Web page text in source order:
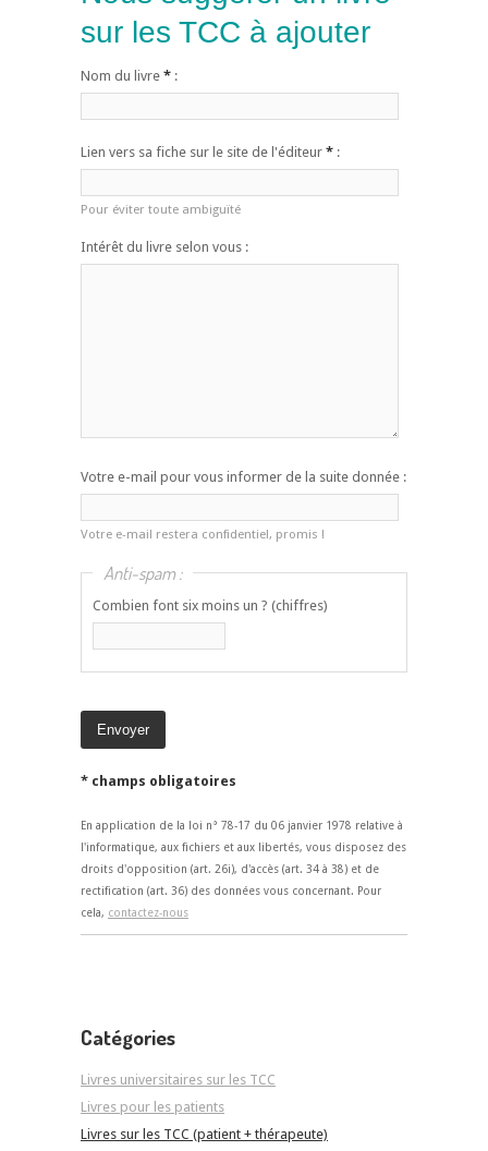
sur les TCC à ajouter
Nom du livre * :
Lien vers sa fiche sur le site de l'éditeur * :
Pour éviter toute ambiguïté
Intérêt du livre selon vous :
Votre e-mail pour vous informer de la suite donnée :
Votre e-mail restera confidentiel, promis !
Anti-spam :
Combien font six moins un ? (chiffres)
* champs obligatoires
En application de la loi n° 78-17 du 06 janvier 1978 relative à
l'informatique, aux fichiers et aux libertés, vous disposez des
droits d'opposition (art. 26i), d'accès (art. 34 à 38) et de
rectification (art. 36) des données vous concernant. Pour
cela, contactez-nous
Catégories
Livres universitaires sur les TCC
Livres pour les patients
Livres sur les TCC (patient + thérapeute)